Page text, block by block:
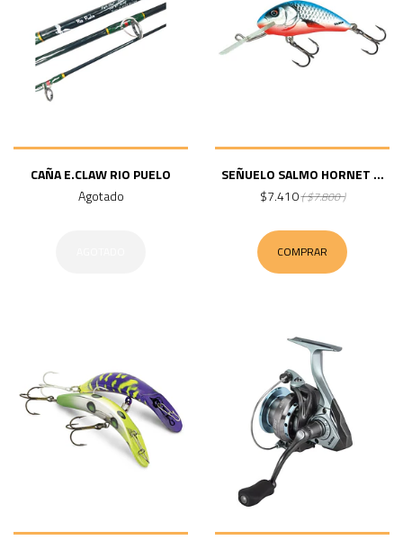
CAÑA E.CLAW RIO PUELO
Agotado
SEÑUELO SALMO HORNET ...
$7.410( $7.800 )
COMPRAR